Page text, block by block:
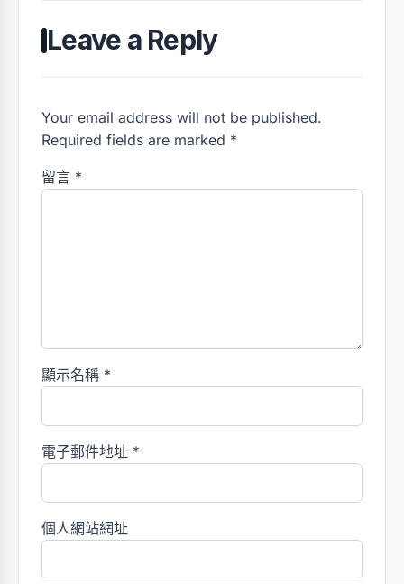
Leave a Reply
Your email address will not be published.
Required fields are marked *
留言 *
顯示名稱 *
電子郵件地址 *
個人網站網址